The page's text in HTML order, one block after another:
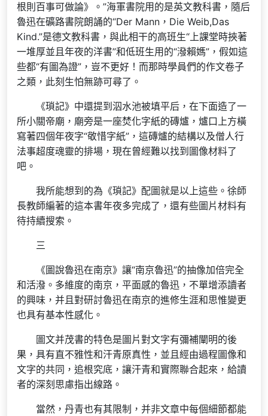
根則百事可做論》。”海軍書院用的是英文教科書，隨后
魯迅在礦路書院朗誦的“Der Mann，Die Weib,Das
Kind.”是德文教科書，與此相干的高班生“上課堂時挾著
一堆厚並且年夜的洋書”和低班生用的“潑賴媽”，假如這
些都“有圖為證”，豈不更好！而那時學員們的作文卷子
之類，此刻生怕無跡可尋了。
《瑣記》中還提到泅水池被填平后，在下面造了一
所小關帝廟，廟旁是一座焚化字紙的磚爐，爐口上方橫
寫著四個年夜字“敬惜字紙”，這磚爐的結構以及僧人行
法事超度魂靈的排場，現在曾經難以找到圖像材料了
吧。
我所能想到的為《瑣記》配圖就是以上這些。徐師
長教師編著的這本書年夜多完成了，還有些圖片材料有
待持續搜索。
三
《圖說魯迅在南京》讓“南京魯迅”的抽像加倍完全
和活潑。多維度的南京，平面感的魯迅，不單增添讀者
的興味，并且對研討魯迅在南京的進修生涯和思惟變更
也具有基本性感化。
圖文并茂書的特色是圖片對文字有彌補闡明的後
果，具有直不雅性和汗青原真性，並且經由過程圖像和
文字的共同，追根究底，讓汗青和實際聯合起來，給讀
者的深刻思慮指出線路。
當然，丹青也有其限制，并非文章中每個細節都能